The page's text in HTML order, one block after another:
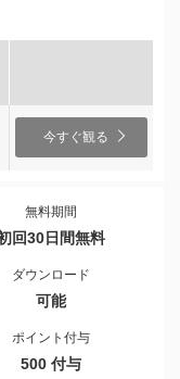
今すぐ観る
無料期間
回30日間無料
ダウンロード
可能
ポイント付与
500 付与